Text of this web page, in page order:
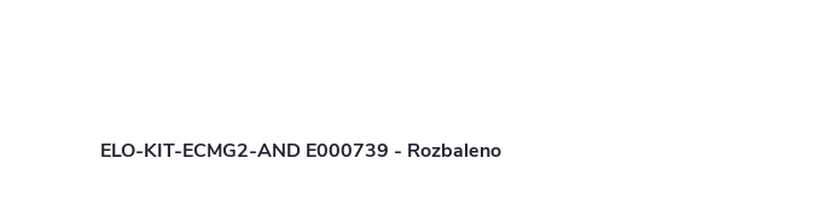
ELO-KIT-ECMG2-AND E000739 - Rozbaleno